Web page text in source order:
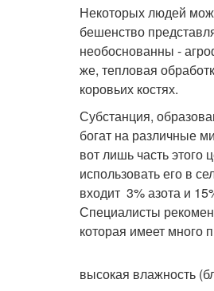
Некоторых людей
бешенство
необоснованны -
же, тепловая
коровьих костях.
Субстанция,
богат на различные
вот лишь часть
использовать его в
входит 3% азота и
Специалисты
которая имеет много
высокая влажность